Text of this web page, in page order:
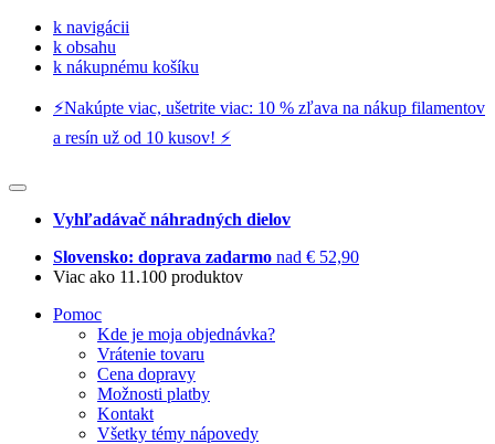
k navigácii
k obsahu
k nákupnému košíku
⚡️Nakúpte viac, ušetrite viac: 10 % zľava na nákup filamentov
a resín už od 10 kusov! ⚡️
Vyhľadávač náhradných dielov
Slovensko: doprava zadarmo nad € 52,90
Viac ako 11.100 produktov
Pomoc
Kde je moja objednávka?
Vrátenie tovaru
Cena dopravy
Možnosti platby
Kontakt
Všetky témy nápovedy